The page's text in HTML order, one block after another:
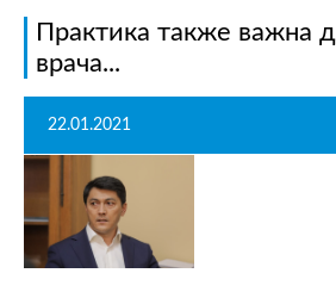
Практика также важна
врача...
22.01.2021